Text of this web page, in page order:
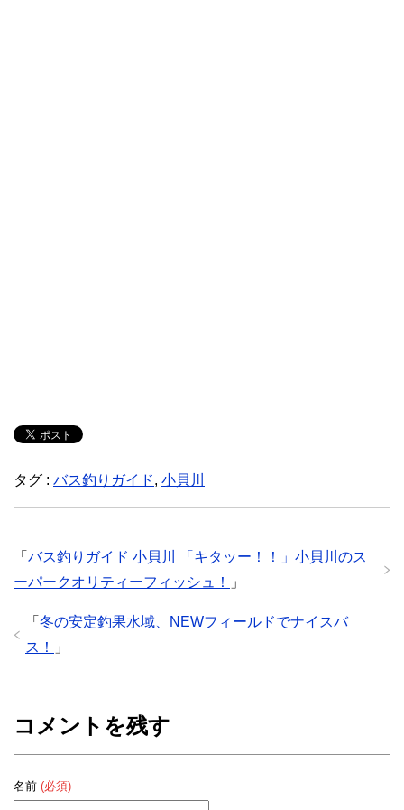
タグ : バス釣りガイド, 小貝川
「 バス釣りガイド 小貝川 「キタッー！！」小貝川のス
ーパークオリティーフィッシュ！
」
「 冬の安定釣果水域、NEWフィールドでナイスバ
ス！
」
コメントを残す
名前 (必須)